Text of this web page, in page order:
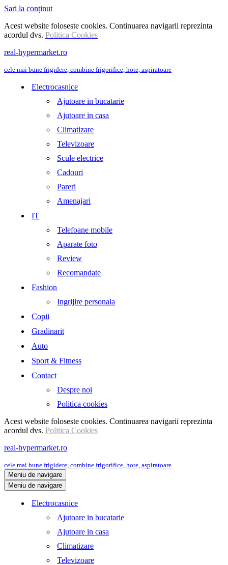
Sari la conținut
Acest website foloseste cookies. Continuarea navigarii reprezinta
acordul dvs. Politica Cookies
real-hypermarket.ro
cele mai bune frigidere, combine frigorifice, hote, aspiratoare
Electrocasnice
Ajutoare in bucatarie
Ajutoare in casa
Climatizare
Televizoare
Scule electrice
Cadouri
Pareri
Amenajari
IT
Telefoane mobile
Aparate foto
Review
Recomandate
Fashion
Ingrijire personala
Copii
Gradinarit
Auto
Sport & Fitness
Contact
Despre noi
Politica cookies
Acest website foloseste cookies. Continuarea navigarii reprezinta
acordul dvs. Politica Cookies
real-hypermarket.ro
cele mai bune frigidere, combine frigorifice, hote, aspiratoare
Meniu de navigare
Meniu de navigare
Electrocasnice
Ajutoare in bucatarie
Ajutoare in casa
Climatizare
Televizoare